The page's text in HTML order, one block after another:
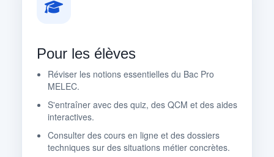
Pour les élèves
Réviser les notions essentielles du Bac Pro
MELEC.
S'entraîner avec des quiz, des QCM et des aides
interactives.
Consulter des cours en ligne et des dossiers
techniques sur des situations métier concrètes.